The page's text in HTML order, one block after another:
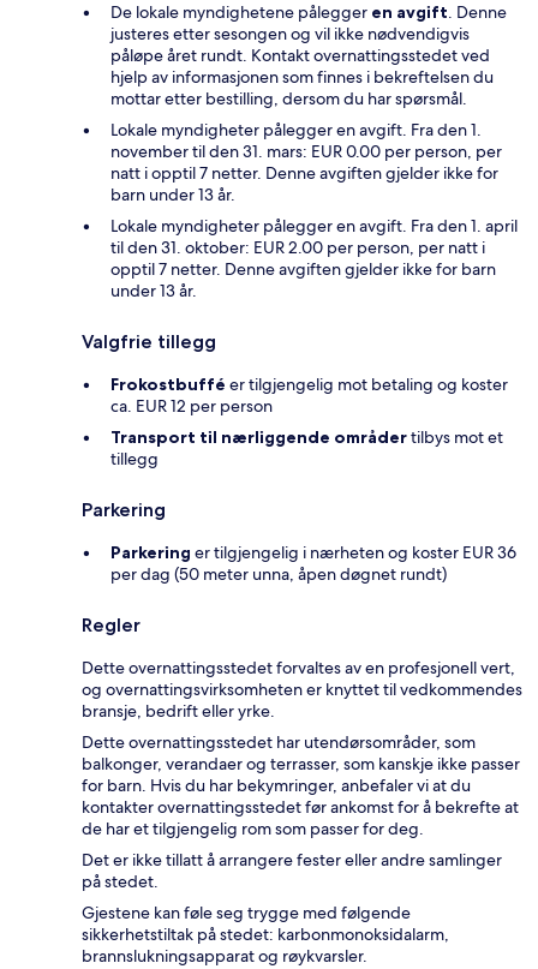
De lokale myndighetene pålegger en avgift. Denne
justeres etter sesongen og vil ikke nødvendigvis
påløpe året rundt. Kontakt overnattingsstedet ved
hjelp av informasjonen som finnes i bekreftelsen du
mottar etter bestilling, dersom du har spørsmål.
Lokale myndigheter pålegger en avgift. Fra den 1.
november til den 31. mars: EUR 0.00 per person, per
natt i opptil 7 netter. Denne avgiften gjelder ikke for
barn under 13 år.
Lokale myndigheter pålegger en avgift. Fra den 1. april
til den 31. oktober: EUR 2.00 per person, per natt i
opptil 7 netter. Denne avgiften gjelder ikke for barn
under 13 år.
Valgfrie tillegg
Frokostbuffé er tilgjengelig mot betaling og koster
ca. EUR 12 per person
Transport til nærliggende områdertilbys mot et
tillegg
Parkering
Parkering er tilgjengelig i nærheten og koster EUR 36
per dag (50 meter unna, åpen døgnet rundt)
Regler
Dette overnattingsstedet forvaltes av en profesjonell vert,
og overnattingsvirksomheten er knyttet til vedkommendes
bransje, bedrift eller yrke.
Dette overnattingsstedet har utendørsområder, som
balkonger, verandaer og terrasser, som kanskje ikke passer
for barn. Hvis du har bekymringer, anbefaler vi at du
kontakter overnattingsstedet før ankomst for å bekrefte at
de har et tilgjengelig rom som passer for deg.
Det er ikke tillatt å arrangere fester eller andre samlinger
på stedet.
Gjestene kan føle seg trygge med følgende
sikkerhetstiltak på stedet: karbonmonoksidalarm,
brannslukningsapparat og røykvarsler.